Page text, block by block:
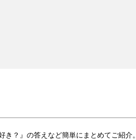
？』の答えなど簡単にまとめてご紹介。